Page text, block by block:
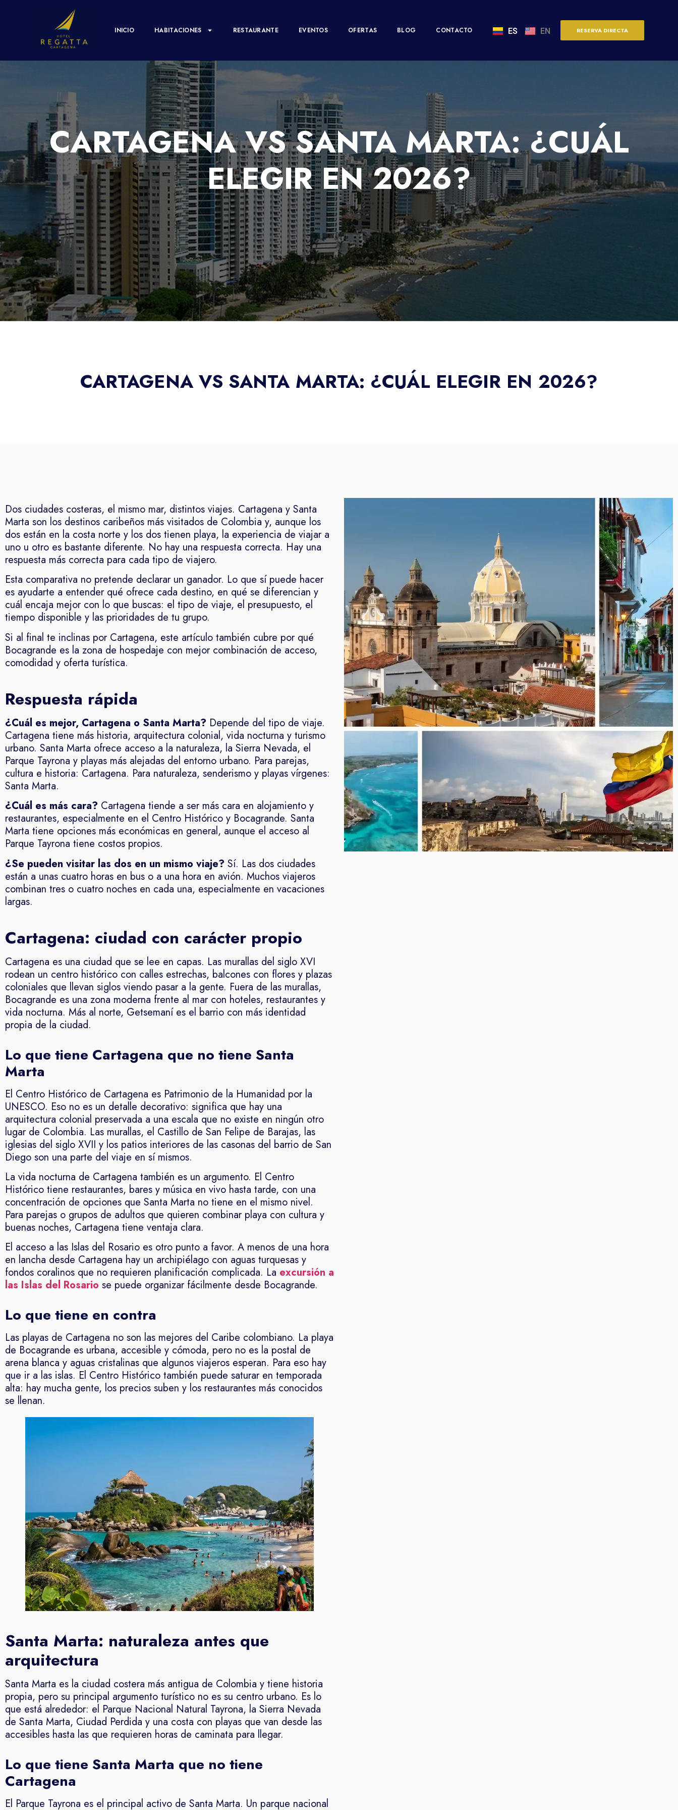
INICIO HABITACIONES RESTAURANTE EVENTOS OFERTAS BLOG CONTACTO ES EN RESERVA DIRECTA
CARTAGENA VS SANTA MARTA: ¿CUÁL
ELEGIR EN 2026?
CARTAGENA VS SANTA MARTA: ¿CUÁL ELEGIR EN 2026?
Dos ciudades costeras, el mismo mar, distintos viajes. Cartagena y Santa
Marta son los destinos caribeños más visitados de Colombia y, aunque los
dos están en la costa norte y los dos tienen playa, la experiencia de viajar a
uno u otro es bastante diferente. No hay una respuesta correcta. Hay una
respuesta más correcta para cada tipo de viajero.
Esta comparativa no pretende declarar un ganador. Lo que sí puede hacer
es ayudarte a entender qué ofrece cada destino, en qué se diferencian y
cuál encaja mejor con lo que buscas: el tipo de viaje, el presupuesto, el
tiempo disponible y las prioridades de tu grupo.
Si al final te inclinas por Cartagena, este artículo también cubre por qué
Bocagrande es la zona de hospedaje con mejor combinación de acceso,
comodidad y oferta turística.
Respuesta rápida
¿Cuál es mejor, Cartagena o Santa Marta? Depende del tipo de viaje.
Cartagena tiene más historia, arquitectura colonial, vida nocturna y turismo
urbano. Santa Marta ofrece acceso a la naturaleza, la Sierra Nevada, el
Parque Tayrona y playas más alejadas del entorno urbano. Para parejas,
cultura e historia: Cartagena. Para naturaleza, senderismo y playas vírgenes:
Santa Marta.
¿Cuál es más cara? Cartagena tiende a ser más cara en alojamiento y
restaurantes, especialmente en el Centro Histórico y Bocagrande. Santa
Marta tiene opciones más económicas en general, aunque el acceso al
Parque Tayrona tiene costos propios.
¿Se pueden visitar las dos en un mismo viaje? Sí. Las dos ciudades
están a unas cuatro horas en bus o a una hora en avión. Muchos viajeros
combinan tres o cuatro noches en cada una, especialmente en vacaciones
largas.
Cartagena: ciudad con carácter propio
Cartagena es una ciudad que se lee en capas. Las murallas del siglo XVI
rodean un centro histórico con calles estrechas, balcones con flores y plazas
coloniales que llevan siglos viendo pasar a la gente. Fuera de las murallas,
Bocagrande es una zona moderna frente al mar con hoteles, restaurantes y
vida nocturna. Más al norte, Getsemaní es el barrio con más identidad
propia de la ciudad.
Lo que tiene Cartagena que no tiene Santa
Marta
El Centro Histórico de Cartagena es Patrimonio de la Humanidad por la
UNESCO. Eso no es un detalle decorativo: significa que hay una
arquitectura colonial preservada a una escala que no existe en ningún otro
lugar de Colombia. Las murallas, el Castillo de San Felipe de Barajas, las
iglesias del siglo XVII y los patios interiores de las casonas del barrio de San
Diego son una parte del viaje en sí mismos.
La vida nocturna de Cartagena también es un argumento. El Centro
Histórico tiene restaurantes, bares y música en vivo hasta tarde, con una
concentración de opciones que Santa Marta no tiene en el mismo nivel.
Para parejas o grupos de adultos que quieren combinar playa con cultura y
buenas noches, Cartagena tiene ventaja clara.
El acceso a las Islas del Rosario es otro punto a favor. A menos de una hora
en lancha desde Cartagena hay un archipiélago con aguas turquesas y
fondos coralinos que no requieren planificación complicada. La excursión a
las Islas del Rosario se puede organizar fácilmente desde Bocagrande.
Lo que tiene en contra
Las playas de Cartagena no son las mejores del Caribe colombiano. La playa
de Bocagrande es urbana, accesible y cómoda, pero no es la postal de
arena blanca y aguas cristalinas que algunos viajeros esperan. Para eso hay
que ir a las islas. El Centro Histórico también puede saturar en temporada
alta: hay mucha gente, los precios suben y los restaurantes más conocidos
se llenan.
Santa Marta: naturaleza antes que
arquitectura
Santa Marta es la ciudad costera más antigua de Colombia y tiene historia
propia, pero su principal argumento turístico no es su centro urbano. Es lo
que está alrededor: el Parque Nacional Natural Tayrona, la Sierra Nevada
de Santa Marta, Ciudad Perdida y una costa con playas que van desde las
accesibles hasta las que requieren horas de caminata para llegar.
Lo que tiene Santa Marta que no tiene
Cartagena
El Parque Tayrona es el principal activo de Santa Marta. Un parque nacional